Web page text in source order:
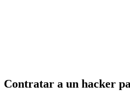
Contratar a un hacker